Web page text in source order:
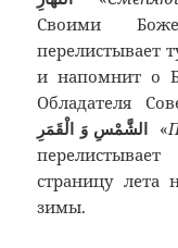
Своими
перелистывает
и напомнит о
Обладателя
الشَّمْسِ وَ الْقَمَرِ«
страницу лета
зимы.